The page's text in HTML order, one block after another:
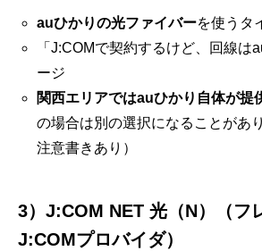
auひかりの光ファイバーを使うタ
「J:COMで契約するけど、回線は
ージ
関西エリアではauひかり自体が提
の場合は別の選択になることがあ
注意書きあり）
3）J:COM NET 光（N）（フ
J:COMプロバイダ）